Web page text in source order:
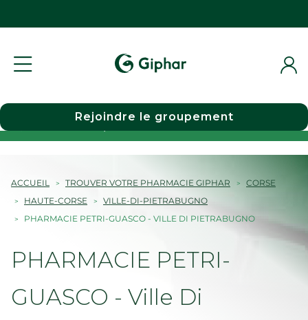
Choisir une pharmacie
Rejoindre le groupement
ACCUEIL TROUVER VOTRE PHARMACIE GIPHAR
CORSE
HAUTE-CORSE
VILLE-DI-PIETRABUGNO
PHARMACIE PETRI-GUASCO - VILLE DI PIETRABUGNO
PHARMACIE PETRI-
GUASCO - Ville Di